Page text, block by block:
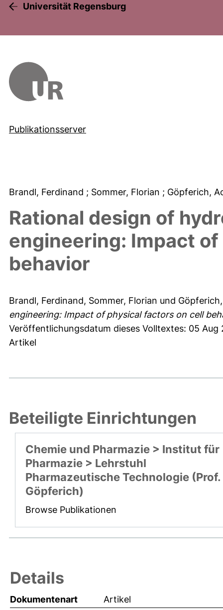
Universität Regensburg
Publikationsserver
Brandl, Ferdinand ; Sommer, Florian ; Göpferich,
Rational design of
engineering: Impact
behavior
Brandl, Ferdinand, Sommer, Florian und
engineering: Impact of physical factors on cell
Veröffentlichungsdatum dieses Volltextes: 05 Aug
Artikel
Beteiligte Einrichtungen
Chemie und Pharmazie > Institut für
Pharmazie > Lehrstuhl
Pharmazeutische Technologie (Prof.
Göpferich)
Browse Publikationen
Details
Dokumentenart
Artikel